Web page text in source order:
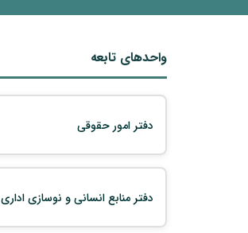
واحدهای تابعه
دفتر امور حقوقی
دفتر منابع انسانی و نوسازی اداری